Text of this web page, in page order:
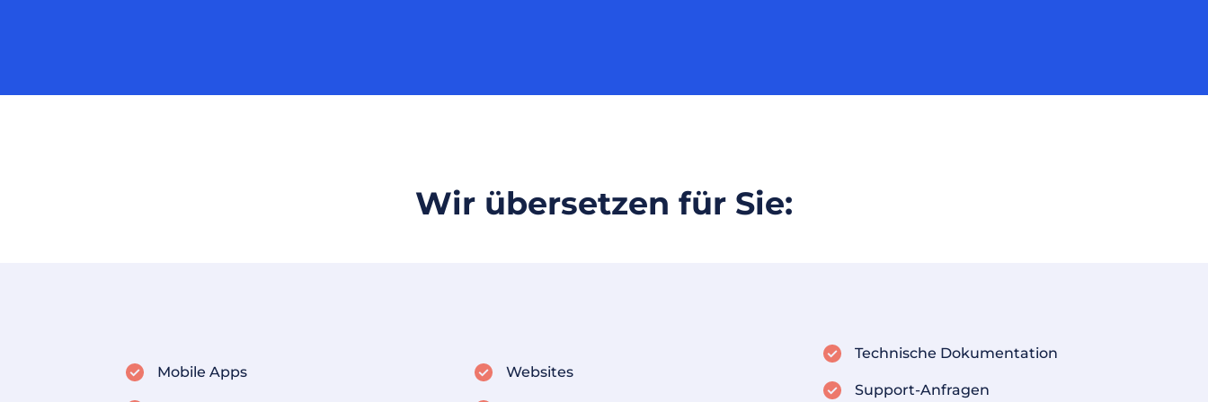
Wir übersetzen für Sie:
Mobile Apps Websites
Technische Dokumentation
Support-Anfragen